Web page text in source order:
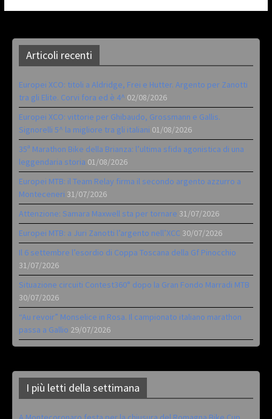
Articoli recenti
Europei XCO: titoli a Aldridge, Frei e Hutter. Argento per Zanotti
tra gli Elite. Corvi fora ed è 4^ 02/08/2026
Europei XCO: vittorie per Ghibaudo, Grossmann e Gallis.
Signorelli 5^ la migliore tra gli italiani 01/08/2026
35ª Marathon Bike della Brianza: l’ultima sfida agonistica di una
leggendaria storia 01/08/2026
Europei MTB: il Team Relay firma il secondo argento azzurro a
Monteceneri 31/07/2026
Attenzione: Samara Maxwell sta per tornare 31/07/2026
Europei MTB: a Juri Zanotti l’argento nell’XCC 30/07/2026
Il 6 settembre l’esordio di Coppa Toscana della Gf Pinocchio
31/07/2026
Situazione circuiti Contest360° dopo la Gran Fondo Marradi MTB
30/07/2026
“Au revoir” Monselice in Rosa. Il campionato italiano marathon
passa a Gallio 29/07/2026
I più letti della settimana